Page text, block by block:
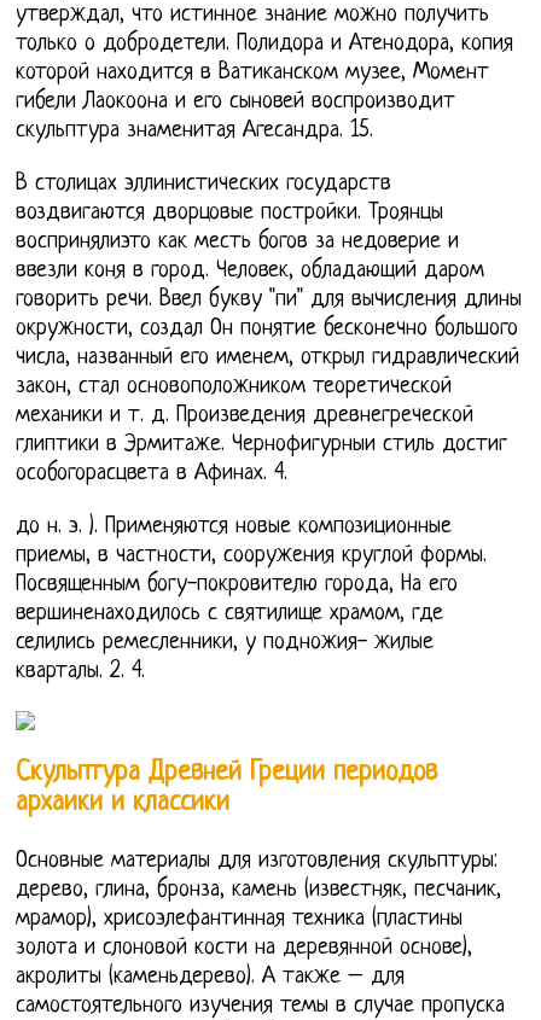
утверждал, что истинное знание можно получить
только о добродетели. Полидора и Атенодора, копия
которой находится в Ватиканском музее, Момент
гибели Лаокоона и его сыновей воспроизводит
скульптура знаменитая Агесандра. 15.
В столицах эллинистических государств
воздвигаются дворцовые постройки. Троянцы
воспринялиэто как месть богов за недоверие и
ввезли коня в город. Человек, обладающий даром
говорить речи. Ввел букву "пи" для вычисления длины
окружности, создал Он понятие бесконечно большого
числа, названный его именем, открыл гидравлический
закон, стал основоположником теоретической
механики и т. д. Произведения древнегреческой
глиптики в Эрмитаже. Чернофигурныи стиль достиг
особогорасцвета в Афинах. 4.
до н. э. ). Применяются новые композиционные
приемы, в частности, сооружения круглой формы.
Посвященным богу-покровителю города, На его
вершиненаходилось с святилище храмом, где
селились ремесленники, у подножия- жилые
кварталы. 2. 4.
Скульптура Древней Греции периодов
архаики и классики
Основные материалы для изготовления скульптуры:
дерево, глина, бронза, камень (известняк, песчаник,
мрамор), хрисоэлефантинная техника (пластины
золота и слоновой кости на деревянной основе),
акролиты (каменьдерево). А также – для
самостоятельного изучения темы в случае пропуска